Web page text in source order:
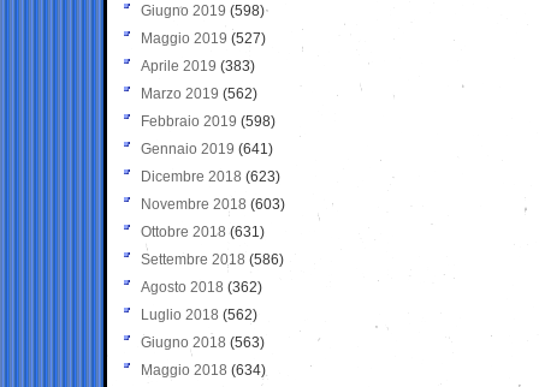
Giugno 2019 (598)
Maggio 2019 (527)
Aprile 2019 (383)
Marzo 2019 (562)
Febbraio 2019 (598)
Gennaio 2019 (641)
Dicembre 2018 (623)
Novembre 2018 (603)
Ottobre 2018 (631)
Settembre 2018 (586)
Agosto 2018 (362)
Luglio 2018 (562)
Giugno 2018 (563)
Maggio 2018 (634)